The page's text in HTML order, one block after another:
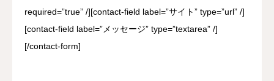
required=”true” /][contact-field label=”サイト” type=”url” /]
[contact-field label=”メッセージ” type=”textarea” /]
[/contact-form]